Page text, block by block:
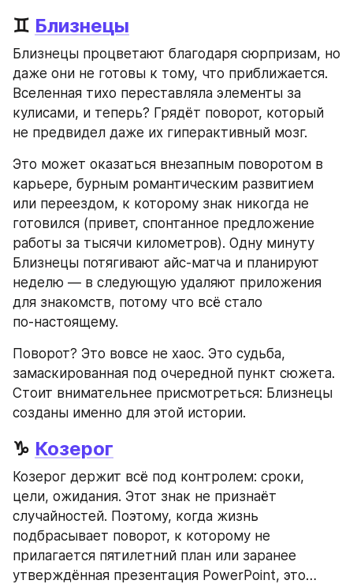
♊ Близнецы
Близнецы процветают благодаря сюрпризам, но
даже они не готовы к тому, что приближается.
Вселенная тихо переставляла элементы за
кулисами, и теперь? Грядёт поворот, который
не предвидел даже их гиперактивный мозг.
Это может оказаться внезапным поворотом в
карьере, бурным романтическим развитием
или переездом, к которому знак никогда не
готовился (привет, спонтанное предложение
работы за тысячи километров). Одну минуту
Близнецы потягивают айс‑матча и планируют
неделю — в следующую удаляют приложения
для знакомств, потому что всё стало
по‑настоящему.
Поворот? Это вовсе не хаос. Это судьба,
замаскированная под очередной пункт сюжета.
Стоит внимательнее присмотреться: Близнецы
созданы именно для этой истории.
♑ Козерог
Козерог держит всё под контролем: сроки,
цели, ожидания. Этот знак не признаёт
случайностей. Поэтому, когда жизнь
подбрасывает поворот, к которому не
прилагается пятилетний план или заранее
утверждённая презентация PowerPoint, это…